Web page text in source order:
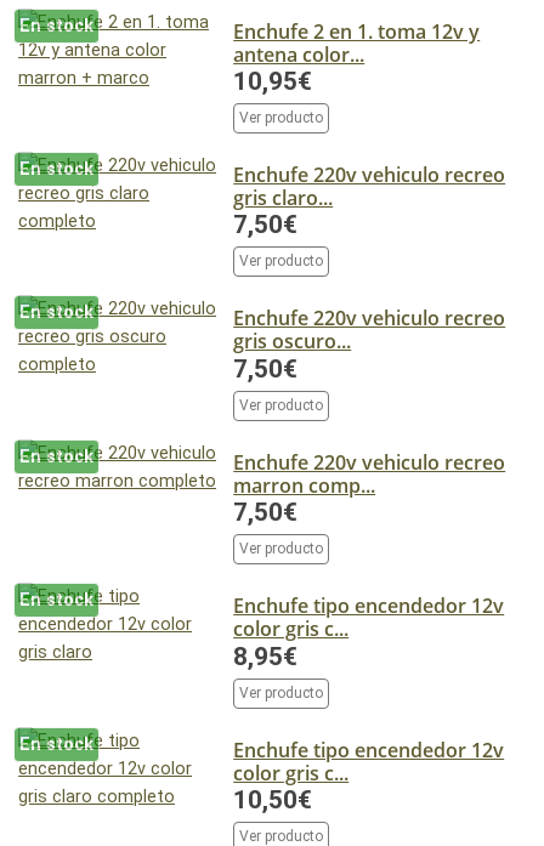
En stock
Enchufe 2 en 1. toma 12v y
antena color...
10,95€
Ver producto
En stock
Enchufe 220v vehiculo recreo
gris claro...
7,50€
Ver producto
En stock
Enchufe 220v vehiculo recreo
gris oscuro...
7,50€
Ver producto
En stock
Enchufe 220v vehiculo recreo
marron comp...
7,50€
Ver producto
En stock
Enchufe tipo encendedor 12v
color gris c...
8,95€
Ver producto
En stock
Enchufe tipo encendedor 12v
color gris c...
10,50€
Ver producto